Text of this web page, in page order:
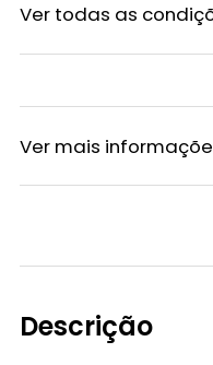
Ver todas as
Ver mais
Descrição